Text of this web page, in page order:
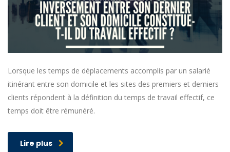
Lorsque les temps de déplacements accomplis par un salarié
itinérant entre son domicile et les sites des premiers et derniers
clients répondent à la définition du temps de travail effectif, ce
temps doit être rémunéré.
Lire plus